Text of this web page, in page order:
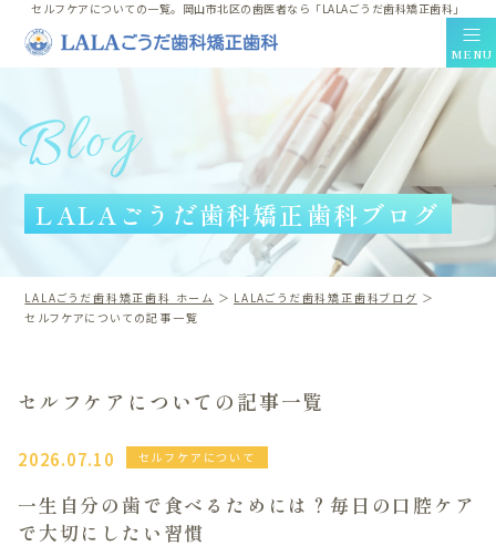
セルフケアについての一覧。岡山市北区の歯医者なら「LALAごうだ歯科矯正歯科」
MENU
Clinic Contents
ホーム
コンセプト
料金表
採用情報
ブログ
プライバシーポリシー
Treatment Contents
Blog
LALAごうだ歯科矯正歯科ブログ
LALAごうだ歯科矯正歯科 ホーム
LALAごうだ歯科矯正歯科ブログ
セルフケアについての記事一覧
セルフケアについての記事一覧
2026.07.10 セルフケアについて
一生自分の歯で食べるためには？毎日の口腔ケア
で大切にしたい習慣